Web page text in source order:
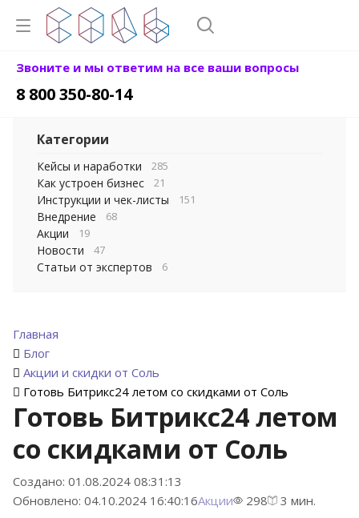
Звоните и мы ответим на все ваши вопросы
8 800 350-80-14
Главная
Блог
Акции и скидки от Соль
Готовь Битрикс24 летом со скидками от Соль
Готовь Битрикс24 летом
со скидками от Соль
Создано: 01.08.2024 08:31:13
Обновлено: 04.10.2024 16:40:16Акции 298 3 мин.
Категории
Кейсы и наработки 285
Как устроен бизнес 21
Инструкции и чек-листы 151
Внедрение 68
Акции 19
Новости 47
Статьи от экспертов 6